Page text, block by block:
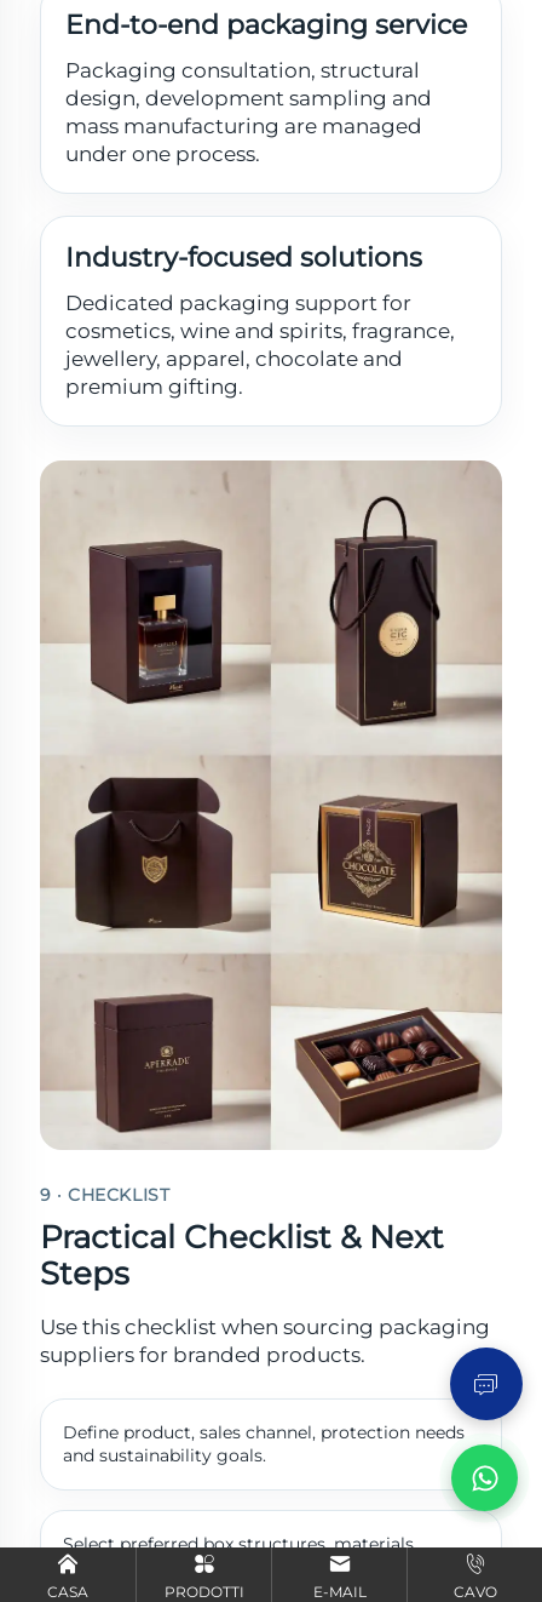
End-to-end packaging service
Packaging consultation, structural
design, development sampling and
mass manufacturing are managed
under one process.
Industry-focused solutions
Dedicated packaging support for
cosmetics, wine and spirits, fragrance,
jewellery, apparel, chocolate and
premium gifting.
9 · CHECKLIST
Practical Checklist & Next
Steps
Use this checklist when sourcing packaging
suppliers for branded products.
Define product, sales channel, protection needs
and sustainability goals.
Select preferred box structures, materials,
finishes and insert options.
CASA PRODOTTI E-MAIL CAVO